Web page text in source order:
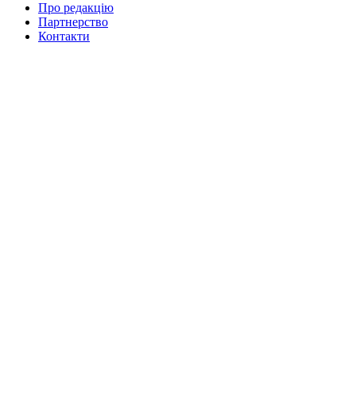
Про редакцію
Партнерство
Контакти